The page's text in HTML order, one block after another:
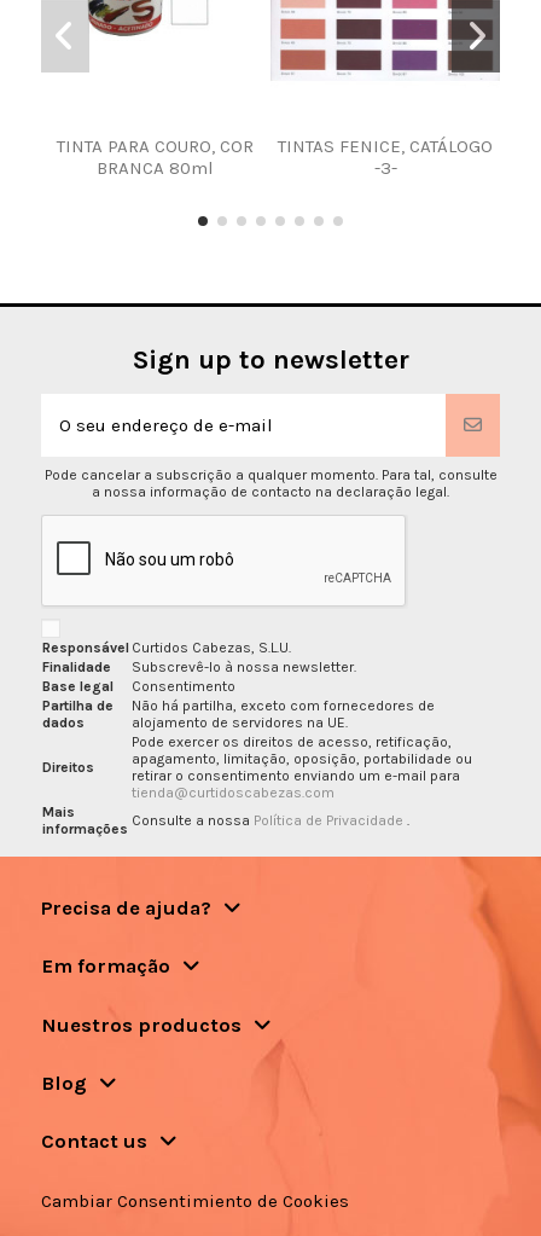
TINTA PARA COURO, COR
BRANCA 80ml
TINTAS FENICE, CATÁLOGO
-3-
Sign up to newsletter
Pode cancelar a subscrição a qualquer momento. Para tal, consulte
a nossa informação de contacto na declaração legal.
Responsável Curtidos Cabezas, S.L.U.
Finalidade
Subscrevê-lo à nossa newsletter.
Base legal
Consentimento
Partilha de
dados
Não há partilha, exceto com fornecedores de
alojamento de servidores na UE.
Direitos
Pode exercer os direitos de acesso, retificação,
apagamento, limitação, oposição, portabilidade ou
retirar o consentimento enviando um e-mail para
tienda@curtidoscabezas.com
Mais
informações Consulte a nossa Política de Privacidade
Precisa de ajuda?
Em formação
Nuestros productos
Blog
Contact us
Cambiar Consentimiento de Cookies